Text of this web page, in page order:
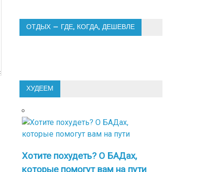
ОТДЫХ — ГДЕ, КОГДА, ДЕШЕВЛЕ
ХУДЕЕМ
Хотите похудеть? О БАДах,
которые помогут вам на пути